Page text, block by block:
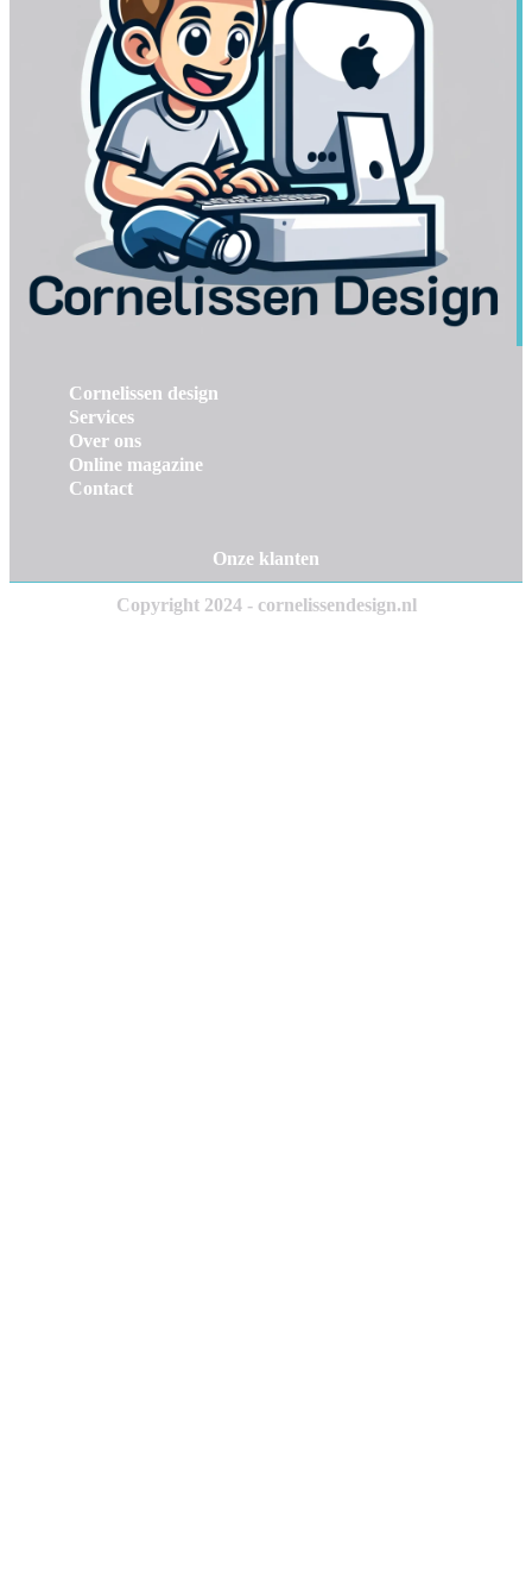
Cornelissen design
Services
Over ons
Online magazine
Contact
Onze klanten
Copyright 2024 - cornelissendesign.nl